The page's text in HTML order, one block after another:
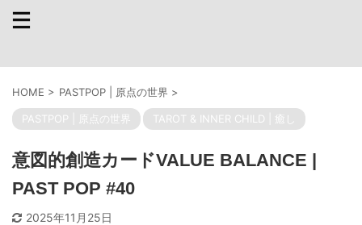
HOME > PASTPOP | 原点の世界 >
PASTPOP | 原点の世界 TAROT & INNER CHILD | 癒し
意図的創造カードVALUE BALANCE |
PAST POP #40
2025年11月25日